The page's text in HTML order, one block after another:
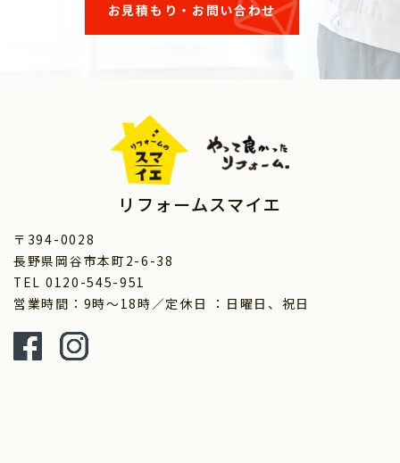
お見積もり・お問い合わせ
リフォームスマイエ
〒394-0028
長野県岡谷市本町2-6-38
TEL 0120-545-951
営業時間：9時～18時／定休日 ：日曜日、祝日